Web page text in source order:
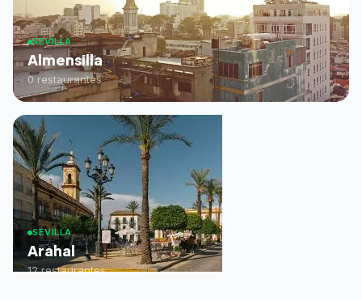
SEVILLA
Almensilla
0 restaurantes
SEVILLA
Arahal
12 restaurantes